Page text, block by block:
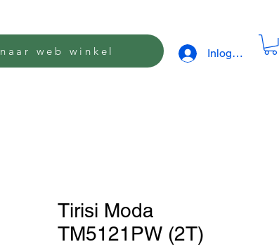
naar web winkel Inloggen
Tirisi Moda
TM5121PW (2T)